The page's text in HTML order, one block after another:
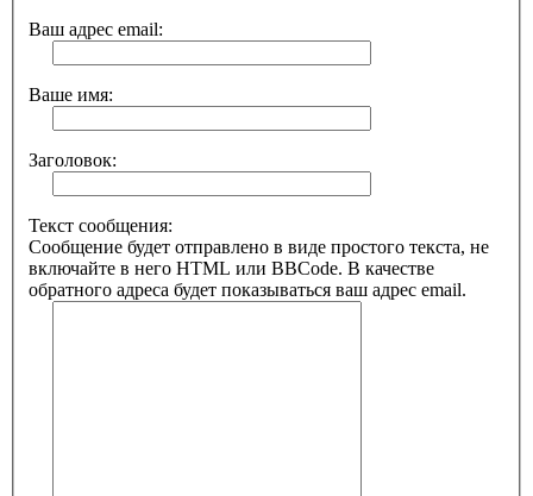
Ваш адрес email:
Ваше имя:
Заголовок:
Текст сообщения:
Сообщение будет отправлено в виде простого текста, не
включайте в него HTML или BBCode. В качестве
обратного адреса будет показываться ваш адрес email.